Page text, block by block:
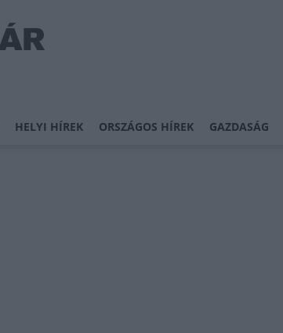
HELYI HÍREK ORSZÁGOS HÍREK GAZDASÁG